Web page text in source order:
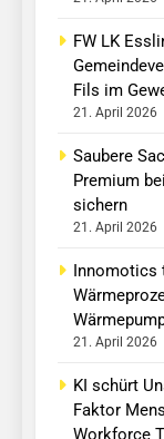
FW LK
Fils im
21. April 2026
Saubere
Premium
sichern
21. April 2026
21. April 2026
KI schürt
Faktor
Workforce